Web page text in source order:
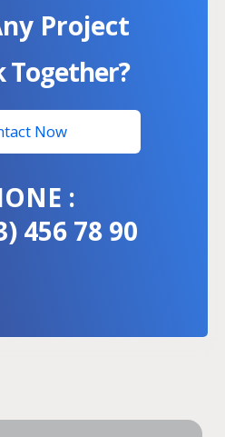
Project
Together?
Now
:
456 78 90